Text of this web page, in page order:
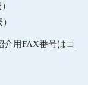
介用FAX番号はコ